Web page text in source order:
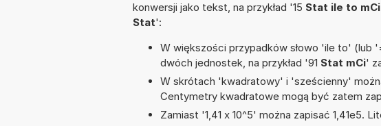
konwersji jako tekst, na przykład '15 Stat ile to mCi
Stat':
W większości przypadków słowo 'ile to' (lub
dwóch jednostek, na przykład '91 Stat mCi'
W skrótach 'kwadratowy' i 'sześcienny'
Centymetry kwadratowe mogą być zatem
Zamiast '1,41 x 10^5' można zapisać 1,41e5.